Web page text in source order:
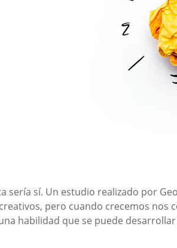
sería sí. Un estudio realizado por
pero cuando crecemos nos
habilidad que se puede